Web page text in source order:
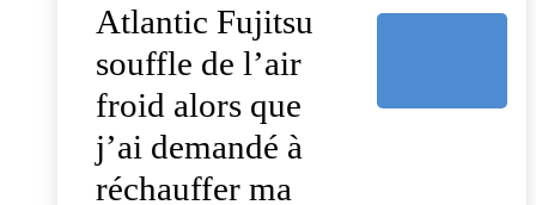
Atlantic Fujitsu
souffle de l’air
froid alors que
j’ai demandé à
réchauffer ma